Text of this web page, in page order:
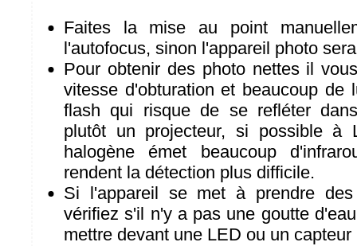
Faites la mise au point
l'autofocus, sinon l'appareil photo
Pour obtenir des photo nettes il
vitesse d'obturation et beaucoup de
flash qui risque de se refléter
plutôt un projecteur, si possible à
halogène émet beaucoup
rendent la détection plus difficile.
Si l'appareil se met à prendre
vérifiez s'il n'y a pas une goutte
mettre devant une LED ou un capteur